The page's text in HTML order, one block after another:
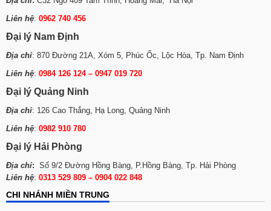
Liên hệ: 0962 740 456
Đại lý Nam Định
Địa chỉ: 870 Đường 21A, Xóm 5, Phúc Ốc, Lộc Hòa, Tp. Nam Định
Liên hệ: 0984 126 124 – 0947 019 720
Đại lý Quảng Ninh
Địa chỉ: 126 Cao Thắng, Hạ Long, Quảng Ninh
Liên hệ: 0982 910 780
Đại lý Hải Phòng
Địa chỉ: Số 9/2 Đường Hồng Bàng, P.Hồng Bàng, Tp. Hải Phòng
Liên hệ: 0313 529 809 – 0904 022 848
CHI NHÁNH MIỀN TRUNG